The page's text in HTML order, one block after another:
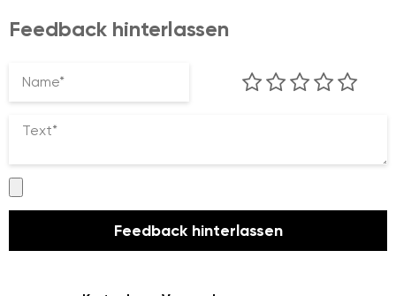
Feedback hinterlassen
Name*
Text*
Feedback hinterlassen